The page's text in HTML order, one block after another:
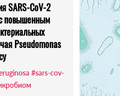
SARS-CoV-2
повышенным
Pseudomonas
#sars-cov-